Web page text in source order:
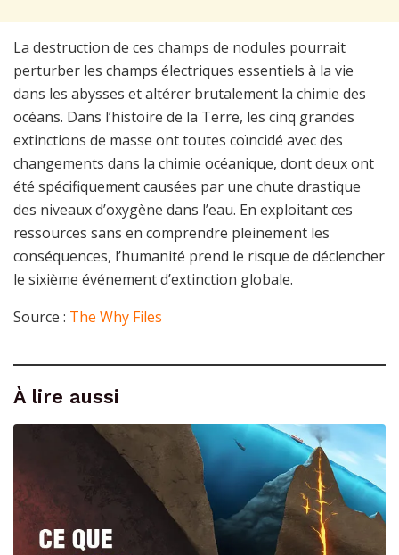
La destruction de ces champs de nodules pourrait
perturber les champs électriques essentiels à la vie
dans les abysses et altérer brutalement la chimie des
océans. Dans l’histoire de la Terre, les cinq grandes
extinctions de masse ont toutes coïncidé avec des
changements dans la chimie océanique, dont deux ont
été spécifiquement causées par une chute drastique
des niveaux d’oxygène dans l’eau. En exploitant ces
ressources sans en comprendre pleinement les
conséquences, l’humanité prend le risque de déclencher
le sixième événement d’extinction globale.
Source : The Why Files
À lire aussi